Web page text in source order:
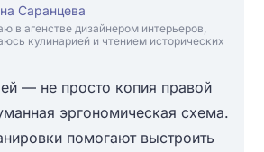
Саранцева
в агенстве дизайнером интерьеров,
кулинарией и чтением исторических
— не просто копия правой
эргономическая схема.
помогают выстроить